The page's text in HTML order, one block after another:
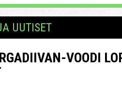
UUTISET
VOODI